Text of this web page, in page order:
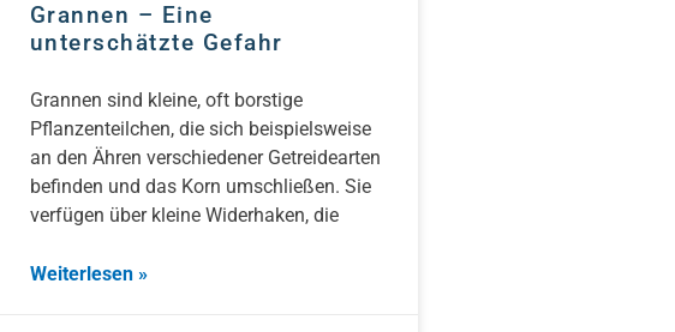
Grannen – Eine
unterschätzte Gefahr
Grannen sind kleine, oft borstige
Pflanzenteilchen, die sich beispielsweise
an den Ähren verschiedener Getreidearten
befinden und das Korn umschließen. Sie
verfügen über kleine Widerhaken, die
Weiterlesen »